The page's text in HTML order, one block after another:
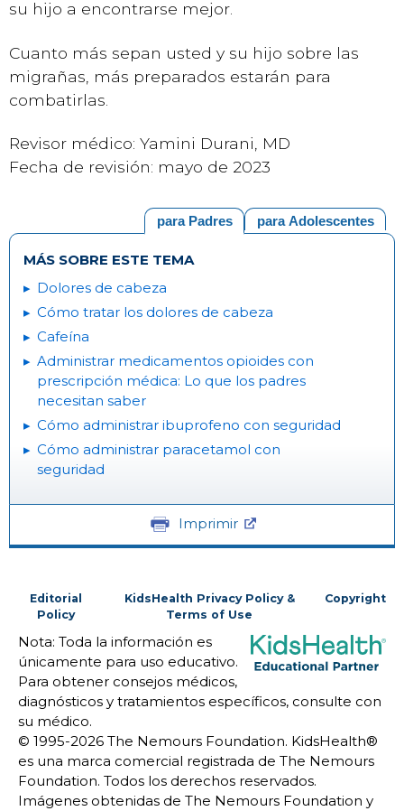
su hijo a encontrarse mejor.
Cuanto más sepan usted y su hijo sobre las
migrañas, más preparados estarán para
combatirlas.
Revisor médico: Yamini Durani, MD
Fecha de revisión: mayo de 2023
para Adolescentes
para Padres
MÁS SOBRE ESTE TEMA
Dolores de cabeza
Cómo tratar los dolores de cabeza
Cafeína
Administrar medicamentos opioides con
prescripción médica: Lo que los padres
necesitan saber
Cómo administrar ibuprofeno con seguridad
Cómo administrar paracetamol con
seguridad
Imprimir
Editorial
Policy
KidsHealth Privacy Policy &
Terms of Use
Copyright
Nota: Toda la información es
únicamente para uso educativo.
Para obtener consejos médicos,
diagnósticos y tratamientos específicos, consulte con
su médico.
© 1995-2026 The Nemours Foundation. KidsHealth®
es una marca comercial registrada de The Nemours
Foundation. Todos los derechos reservados.
Imágenes obtenidas de The Nemours Foundation y